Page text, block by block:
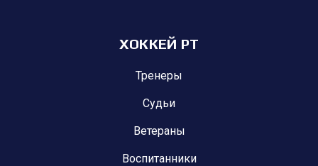
ХОККЕЙ РТ
Тренеры
Судьи
Ветераны
Воспитанники